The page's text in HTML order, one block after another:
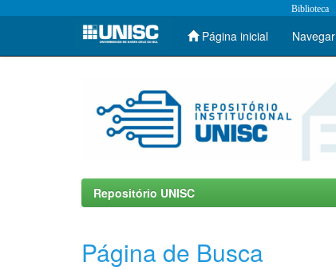
Skip
Biblioteca
Página inicial Navegar
Repositório UNISC
Página de Busca